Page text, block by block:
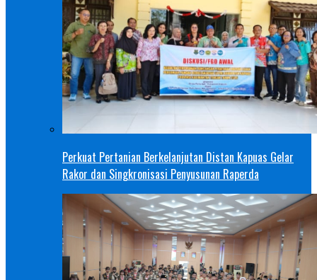
Perkuat Pertanian Berkelanjutan Distan Kapuas Gelar
Rakor dan Singkronisasi Penyusunan Raperda